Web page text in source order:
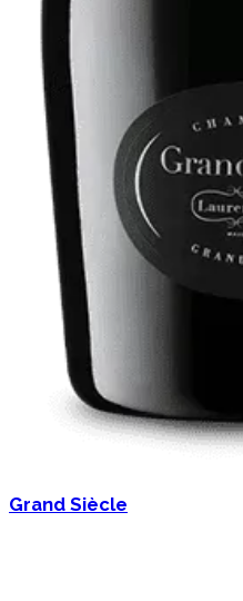
Grand Siècle